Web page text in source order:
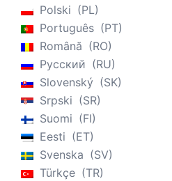
Polski
PL
Português
PT
Română
RO
Русский
RU
Slovenský
SK
Srpski
SR
Suomi
FI
Eesti
ET
Svenska
SV
Türkçe
TR